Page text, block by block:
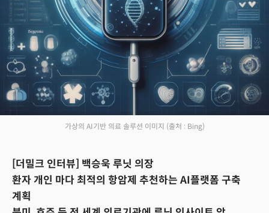
가상의 AI기반 의료 솔루션 이미지 (출처 : Bing)
[더밀크 인터뷰] 백승욱 루닛 의장
환자 개인 마다 최적의 항암제 추천하는 AI플랫폼 구축
계획